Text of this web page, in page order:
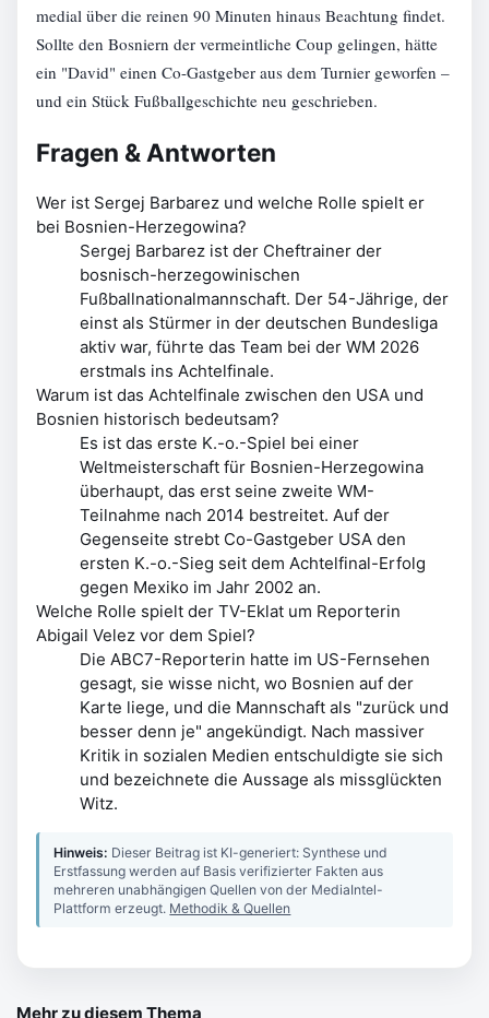
medial über die reinen 90 Minuten hinaus Beachtung findet.
Sollte den Bosniern der vermeintliche Coup gelingen, hätte
ein "David" einen Co-Gastgeber aus dem Turnier geworfen –
und ein Stück Fußballgeschichte neu geschrieben.
Fragen & Antworten
Wer ist Sergej Barbarez und welche Rolle spielt er
bei Bosnien-Herzegowina?
Sergej Barbarez ist der Cheftrainer der
bosnisch-herzegowinischen
Fußballnationalmannschaft. Der 54-Jährige, der
einst als Stürmer in der deutschen Bundesliga
aktiv war, führte das Team bei der WM 2026
erstmals ins Achtelfinale.
Warum ist das Achtelfinale zwischen den USA und
Bosnien historisch bedeutsam?
Es ist das erste K.-o.-Spiel bei einer
Weltmeisterschaft für Bosnien-Herzegowina
überhaupt, das erst seine zweite WM-
Teilnahme nach 2014 bestreitet. Auf der
Gegenseite strebt Co-Gastgeber USA den
ersten K.-o.-Sieg seit dem Achtelfinal-Erfolg
gegen Mexiko im Jahr 2002 an.
Welche Rolle spielt der TV-Eklat um Reporterin
Abigail Velez vor dem Spiel?
Die ABC7-Reporterin hatte im US-Fernsehen
gesagt, sie wisse nicht, wo Bosnien auf der
Karte liege, und die Mannschaft als "zurück und
besser denn je" angekündigt. Nach massiver
Kritik in sozialen Medien entschuldigte sie sich
und bezeichnete die Aussage als missglückten
Witz.
Hinweis: Dieser Beitrag ist KI-generiert: Synthese und
Erstfassung werden auf Basis verifizierter Fakten aus
mehreren unabhängigen Quellen von der MediaIntel-
Plattform erzeugt. Methodik & Quellen
Mehr zu diesem Thema